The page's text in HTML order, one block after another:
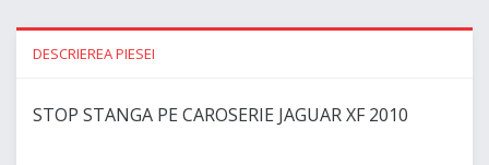
DESCRIEREA PIESEI
STOP STANGA PE CAROSERIE JAGUAR XF 2010